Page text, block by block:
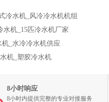
冷水机_风冷冷水机机组
水机_15匹冷水机厂家
机_水冷冷水机供应
机_塑胶冷水机
8小时响应
8小时内提供完整的专业对接服务